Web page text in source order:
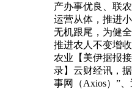
产办事优良、联
运营从体，推进
无机跟尾，为健
推进农人不变增
农业【美伊据报
录】云财经讯，
事网（Axios）”